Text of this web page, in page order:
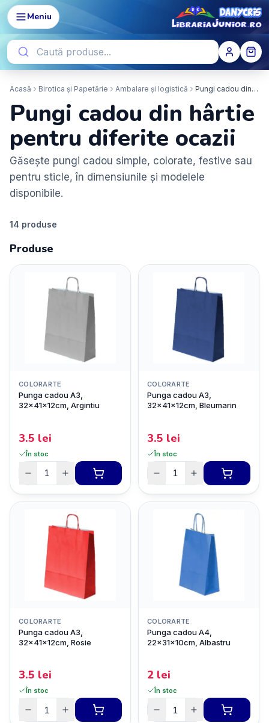
Meniu
Acasă Birotica și Papetărie Ambalare și logistică Pungi cadou din hârtie
Pungi cadou din hârtie
pentru diferite ocazii
Găsește pungi cadou simple, colorate, festive sau
pentru sticle, în dimensiunile și modelele
disponibile.
14 produse
Produse
COLORARTE
Punga cadou A3,
32x41x12cm, Argintiu
3.5 lei
În stoc
COLORARTE
Punga cadou A3,
32x41x12cm, Bleumarin
3.5 lei
În stoc
COLORARTE
Punga cadou A3,
32x41x12cm, Rosie
3.5 lei
În stoc
COLORARTE
Punga cadou A4,
22x31x10cm, Albastru
2 lei
În stoc